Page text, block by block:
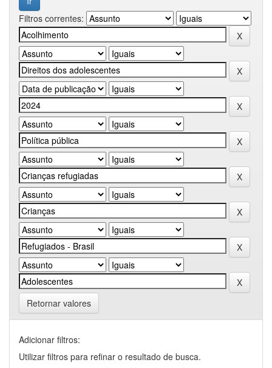
Filtros correntes:
Retornar valores
Adicionar filtros:
Utilizar filtros para refinar o resultado de busca.